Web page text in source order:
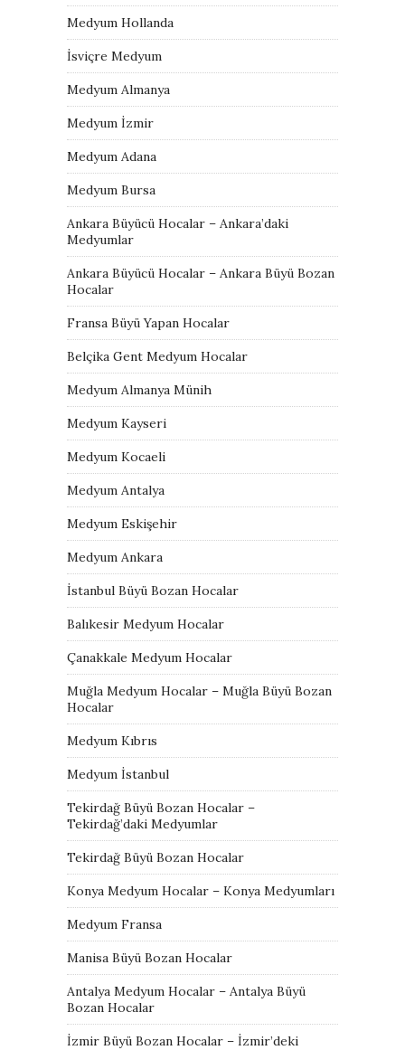
Medyum Hollanda
İsviçre Medyum
Medyum Almanya
Medyum İzmir
Medyum Adana
Medyum Bursa
Ankara Büyücü Hocalar – Ankara’daki
Medyumlar
Ankara Büyücü Hocalar – Ankara Büyü Bozan
Hocalar
Fransa Büyü Yapan Hocalar
Belçika Gent Medyum Hocalar
Medyum Almanya Münih
Medyum Kayseri
Medyum Kocaeli
Medyum Antalya
Medyum Eskişehir
Medyum Ankara
İstanbul Büyü Bozan Hocalar
Balıkesir Medyum Hocalar
Çanakkale Medyum Hocalar
Muğla Medyum Hocalar – Muğla Büyü Bozan
Hocalar
Medyum Kıbrıs
Medyum İstanbul
Tekirdağ Büyü Bozan Hocalar –
Tekirdağ’daki Medyumlar
Tekirdağ Büyü Bozan Hocalar
Konya Medyum Hocalar – Konya Medyumları
Medyum Fransa
Manisa Büyü Bozan Hocalar
Antalya Medyum Hocalar – Antalya Büyü
Bozan Hocalar
İzmir Büyü Bozan Hocalar – İzmir’deki